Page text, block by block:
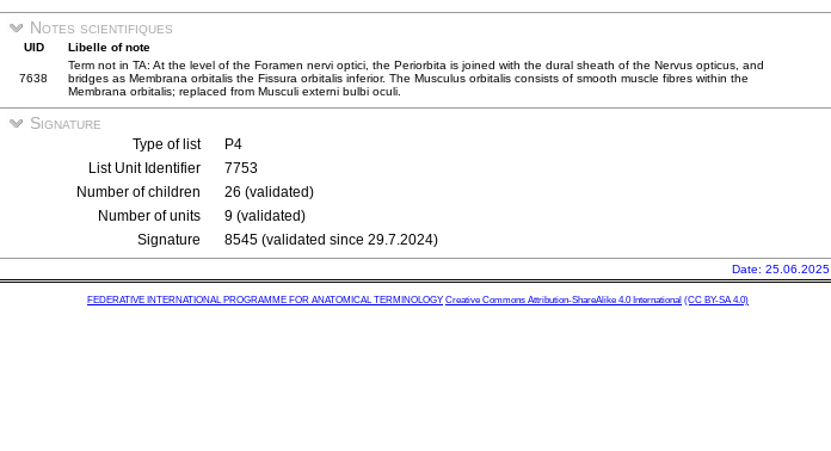
Notes scientifiques
UID Libelle of note
7638
Term not in TA: At the level of the Foramen nervi optici, the Periorbita is joined with the dural sheath of the Nervus opticus, and
bridges as Membrana orbitalis the Fissura orbitalis inferior. The Musculus orbitalis consists of smooth muscle fibres within the
Membrana orbitalis; replaced from Musculi externi bulbi oculi.
Signature
Type of list
P4
List Unit Identifier
7753
Number of children
26 (validated)
Number of units
9 (validated)
Signature
8545 (validated since 29.7.2024)
Date: 25.06.2025
FEDERATIVE INTERNATIONAL PROGRAMME FOR ANATOMICAL TERMINOLOGY Creative Commons Attribution-ShareAlike 4.0 International (CC BY-SA 4.0)